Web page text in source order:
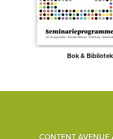
Bok &
CONTENT AVENUE